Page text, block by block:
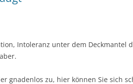
Intoleranz unter dem Deckmantel
gnadenlos zu, hier können Sie sich